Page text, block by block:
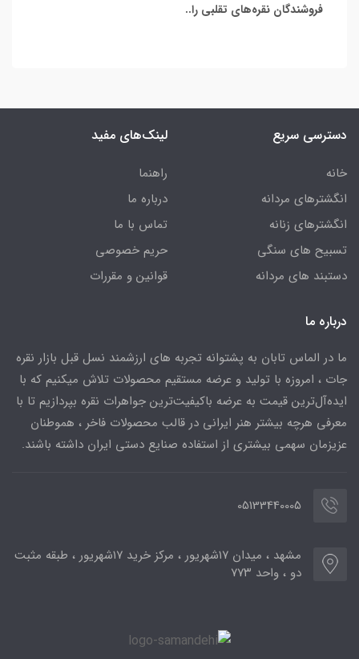
فروشندگان نقره‌های تقلبی را..
دسترسی سریع
خانه
انگشترهای مردانه
انگشترهای زنانه
تسبیح های سنگی
دستبند های مردانه
لینک‌های مفید
راهنما
درباره ما
تماس با ما
حریم خصوصی
قوانین و مقررات
درباره ما
ما در الماس تابان به پشتوانه تجربه های ارزشمند نسل قبل بازار نقره
جات ، امروزه با تولید و عرضه مستقیم محصولات تلاش میکنیم که با
ایده‌آل‌ترین قیمت به عرضه باکیفیت‌ترین جواهرات نقره بپردازیم تا با
معرفی هرچه بیشتر هنر ایرانی در قالب محصولات فاخر ، هموطنان
عزیزمان سهمی بیشتری از استفاده صنایع دستی ایران داشته باشند.
05133440005
مشهد ، میدان ۱۷شهریور ، مرکز خرید ۱۷شهریور ، طبقه مثبت
دو ، واحد ۷۷۳